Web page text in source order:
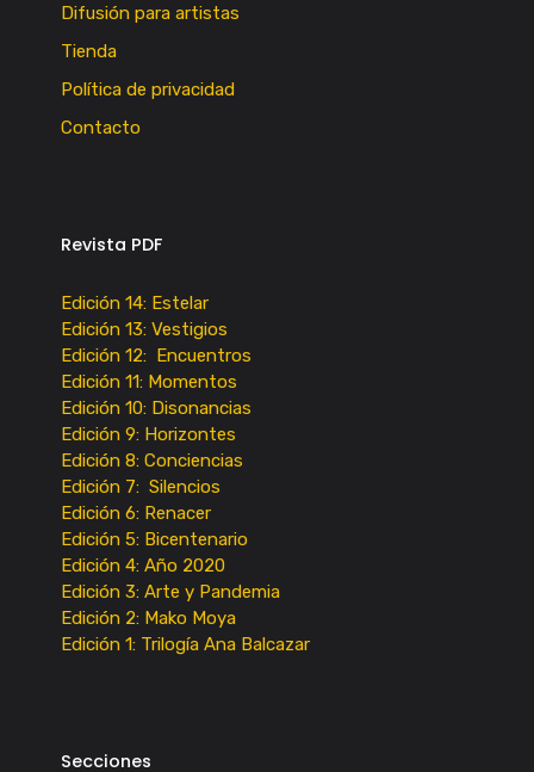
Difusión para artistas
Tienda
Política de privacidad
Contacto
Revista PDF
Edición 14: Estelar
Edición 13: Vestigios
Edición 12: Encuentros
Edición 11: Momentos
Edición 10: Disonancias
Edición 9: Horizontes
Edición 8: Conciencias
Edición 7: Silencios
Edición 6: Renacer
Edición 5: Bicentenario
Edición 4: Año 2020
Edición 3: Arte y Pandemia
Edición 2: Mako Moya
Edición 1: Trilogía Ana Balcazar
Secciones